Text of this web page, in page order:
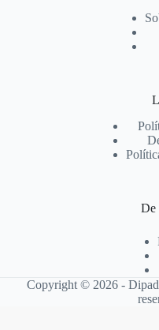
De
Copyright © 2026 -